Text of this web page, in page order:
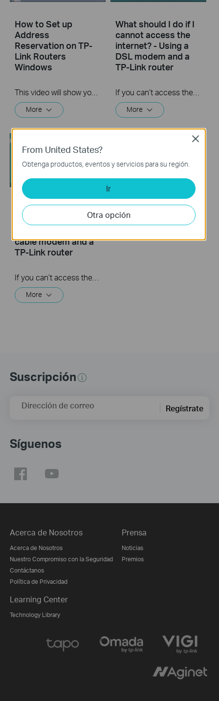
How to Set up
Address
Reservation on TP-
Link Routers
Windows
More
What should I do if I
cannot access the
internet? - Using a
DSL modem and a
TP-Link router
More
What should I do if I
cannot access the
cable modem and a
TP-Link router
If you can’t access the internet using a cable modem and TP-Link router, follow this video step by step to solve your problem.
More
How to turn a router
into an Access
Suscripción
Dirección de correo Regístrate
Síguenos
Acerca de Nosotros
Acerca de Nosotros
Nuestro Compromiso con la Seguridad
Contáctanos
Política de Privacidad
Prensa
Noticias
Premios
Learning Center
Technology Library
From United States?
Obtenga productos, eventos y servicios para su región.
Ir
Otra opción
Close